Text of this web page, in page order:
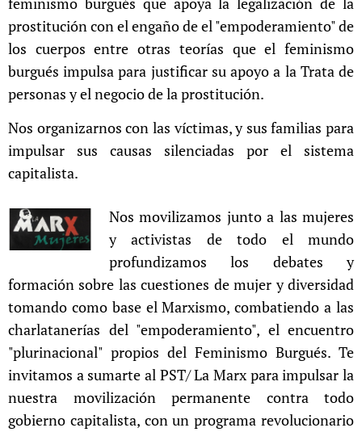
prostitución con el engaño de el "empoderamiento" de
los cuerpos entre otras teorías que el feminismo
burgués impulsa para justificar su apoyo a la Trata de
personas y el negocio de la prostitución.
Nos organizarnos con las víctimas, y sus familias para
impulsar sus causas silenciadas por el sistema
capitalista.
Nos movilizamos junto a las mujeres
y activistas de todo el mundo
profundizamos los debates y
formación sobre las cuestiones de mujer y diversidad
tomando como base el Marxismo, combatiendo a las
charlatanerías del "empoderamiento", el encuentro
"plurinacional" propios del Feminismo Burgués. Te
invitamos a sumarte al PST/ La Marx para impulsar la
nuestra movilización permanente contra todo
gobierno capitalista, con un programa revolucionario